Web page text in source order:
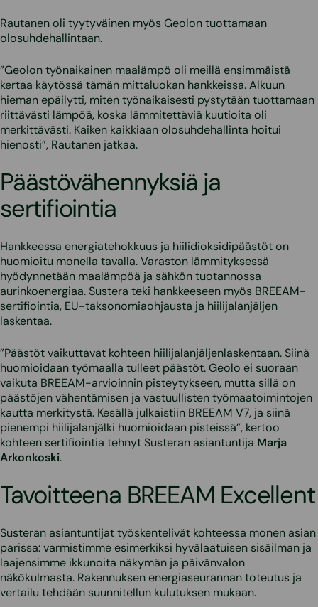
Rautanen oli tyytyväinen myös Geolon tuottamaan
olosuhdehallintaan.
”Geolon työnaikainen maalämpö oli meillä ensimmäistä
kertaa käytössä tämän mittaluokan hankkeissa. Alkuun
hieman epäilytti, miten työnaikaisesti pystytään tuottamaan
riittävästi lämpöä, koska lämmitettäviä kuutioita oli
merkittävästi. Kaiken kaikkiaan olosuhdehallinta hoitui
hienosti”, Rautanen jatkaa.
Päästövähennyksiä ja
sertifiointia
Hankkeessa energiatehokkuus ja hiilidioksidipäästöt on
huomioitu monella tavalla. Varaston lämmityksessä
hyödynnetään maalämpöä ja sähkön tuotannossa
aurinkoenergiaa. Sustera teki hankkeeseen myös BREEAM-
sertifiointia, EU-taksonomiaohjausta ja hiilijalanjäljen
laskentaa.
”Päästöt vaikuttavat kohteen hiilijalanjäljenlaskentaan. Siinä
huomioidaan työmaalla tulleet päästöt. Geolo ei suoraan
vaikuta BREEAM-arvioinnin pisteytykseen, mutta sillä on
päästöjen vähentämisen ja vastuullisten työmaatoimintojen
kautta merkitystä. Kesällä julkaistiin BREEAM V7, ja siinä
pienempi hiilijalanjälki huomioidaan pisteissä”, kertoo
kohteen sertifiointia tehnyt Susteran asiantuntija Marja
Arkonkoski.
Tavoitteena BREEAM Excellent
Susteran asiantuntijat työskentelivät kohteessa monen asian
parissa: varmistimme esimerkiksi hyvälaatuisen sisäilman ja
laajensimme ikkunoita näkymän ja päivänvalon
näkökulmasta. Rakennuksen energiaseurannan toteutus ja
vertailu tehdään suunnitellun kulutuksen mukaan.